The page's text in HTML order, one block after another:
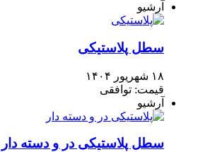
آرشیو
سطل پلاستیکی
۱۸ شهریور ۱۴۰۴
قیمت: توافقی
آرشیو
سطل پلاستیکی در و دسته دار